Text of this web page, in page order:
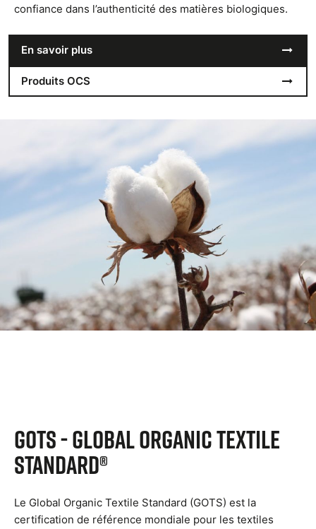
confiance dans l’authenticité des matières biologiques.
En savoir plus
Produits OCS
GOTS - Global Organic Textile
Standard®
Le Global Organic Textile Standard (GOTS) est la
certification de référence mondiale pour les textiles